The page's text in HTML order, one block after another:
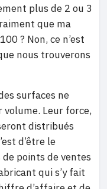
plus de 2 ou 3
que ma
? Non, ce n’est
nous trouverons
surfaces ne
Leur force,
distribués
d’être le
points de ventes
qui s’y fait